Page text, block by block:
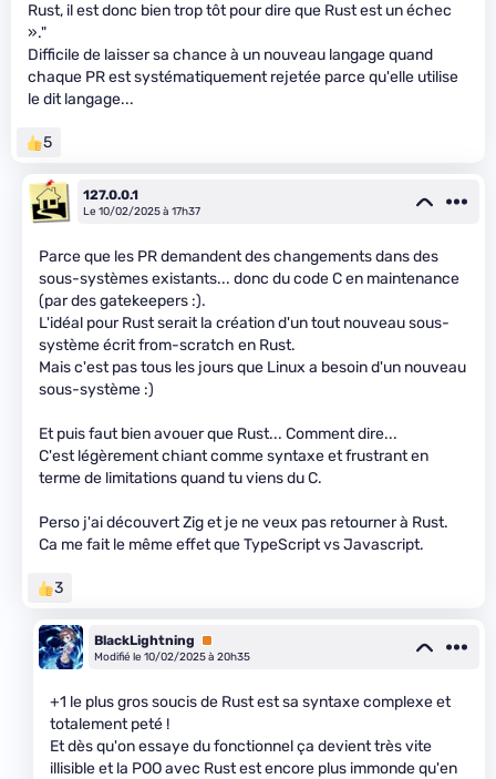
Rust, il est donc bien trop tôt pour dire que Rust est un échec
»."
Difficile de laisser sa chance à un nouveau langage quand
chaque PR est systématiquement rejetée parce qu'elle utilise
le dit langage...
5
127.0.0.1
Le 10/02/2025 à 17h37
Parce que les PR demandent des changements dans des
sous-systèmes existants... donc du code C en maintenance
(par des gatekeepers :).
L'idéal pour Rust serait la création d'un tout nouveau sous-
système écrit from-scratch en Rust.
Mais c'est pas tous les jours que Linux a besoin d'un nouveau
sous-système :)
Et puis faut bien avouer que Rust... Comment dire...
C'est légèrement chiant comme syntaxe et frustrant en
terme de limitations quand tu viens du C.
Perso j'ai découvert Zig et je ne veux pas retourner à Rust.
Ca me fait le même effet que TypeScript vs Javascript.
3
BlackLightning
Premium
Modifié le 10/02/2025 à 20h35
+1 le plus gros soucis de Rust est sa syntaxe complexe et
totalement peté !
Et dès qu'on essaye du fonctionnel ça devient très vite
illisible et la POO avec Rust est encore plus immonde qu'en